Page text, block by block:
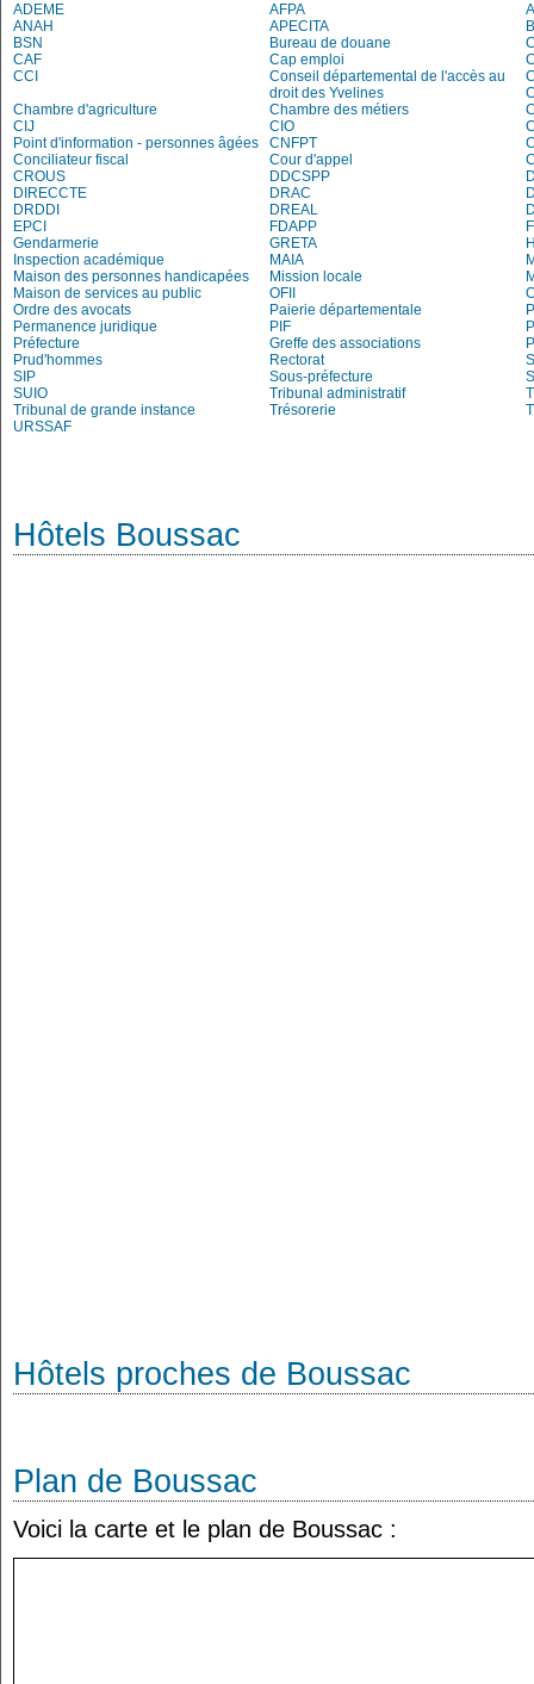
ADEME AFPA
ANAH
APECITA
BSN
Bureau de douane
CAF
Cap emploi
CCI
Conseil départemental de l'accès au
droit des Yvelines
Chambre d'agriculture
Chambre des métiers
CIJ
CIO
Point d'information - personnes âgées
CNFPT
Conciliateur fiscal
Cour d'appel
CROUS
DDCSPP
DIRECCTE
DRAC
DRDDI
DREAL
EPCI
FDAPP
Gendarmerie
GRETA
Inspection académique
MAIA
Maison des personnes handicapées
Mission locale
Maison de services au public
OFII
Ordre des avocats
Paierie départementale
Permanence juridique
PIF
Préfecture
Greffe des associations
Prud'hommes
Rectorat
SIP
Sous-préfecture
SUIO
Tribunal administratif
Tribunal de grande instance
Trésorerie
URSSAF
Hôtels Boussac
Hôtels proches de Boussac
Plan de Boussac
Voici la carte et le plan de Boussac :